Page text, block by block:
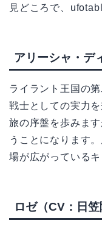
見どころで、
アリーシャ・デ
ライラント王国の
戦士としての実力
旅の序盤を歩みま
うことになります
場が広がっているキ
ロゼ（CV：日笠